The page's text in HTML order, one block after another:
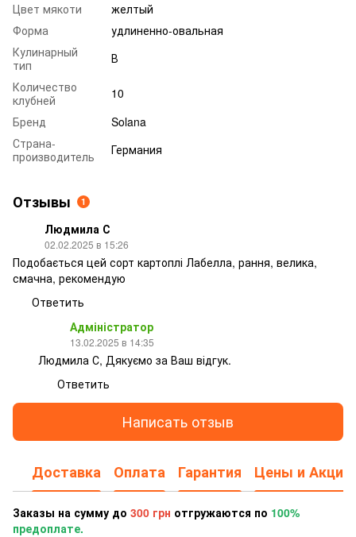
Цвет мякоти
желтый
Форма
удлиненно-овальная
Кулинарный
тип
В
Количество
клубней
10
Бренд
Solana
Страна-
производитель
Германия
Отзывы 1
Людмила С
02.02.2025 в 15:26
Подобається цей сорт картоплі Лабелла, рання, велика,
смачна, рекомендую
Ответить
Адміністратор
13.02.2025 в 14:35
Людмила С, Дякуємо за Ваш відгук.
Ответить
Написать отзыв
Доставка Оплата Гарантия Цены и Акции
Заказы на сумму до 300 грн отгружаются по 100%
предоплате.